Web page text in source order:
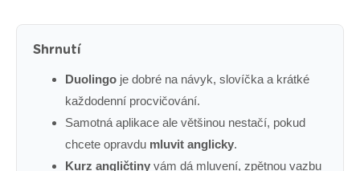
Shrnutí
Duolingo je dobré na návyk, slovíčka a krátké
každodenní procvičování.
Samotná aplikace ale většinou nestačí, pokud
chcete opravdu mluvit anglicky.
Kurz angličtiny vám dá mluvení, zpětnou vazbu